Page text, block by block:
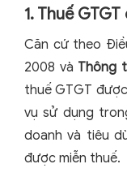
1. Thuế
Căn cứ theo
2008 và Thông
thuế GTGT
vụ sử dụng
doanh và tiêu
được miễn thuế.